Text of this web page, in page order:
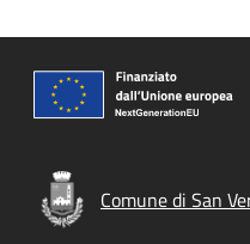
Comune di San